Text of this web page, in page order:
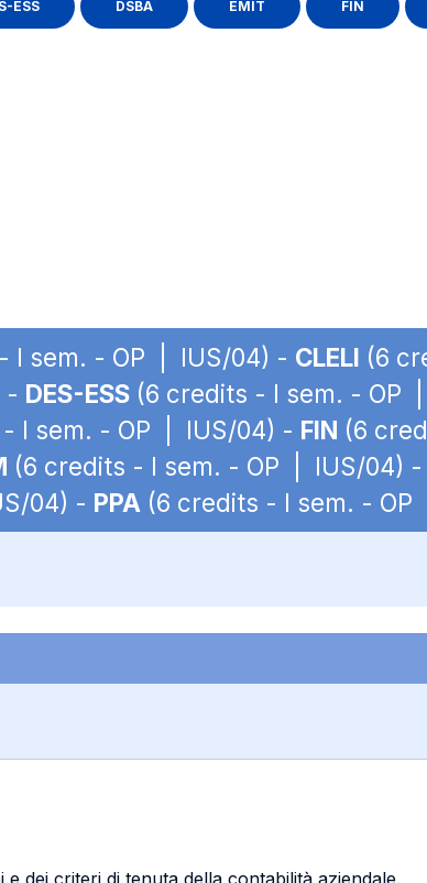
ESS DSBA EMIT FIN
I sem. - OP | IUS/04) - CLELI (6
- DES-ESS (6 credits - I sem. - OP
I sem. - OP | IUS/04) - FIN (6
(6 credits - I sem. - OP | IUS/04) -
04) - PPA (6 credits - I sem. -
dei criteri di tenuta della contabilità aziendale.